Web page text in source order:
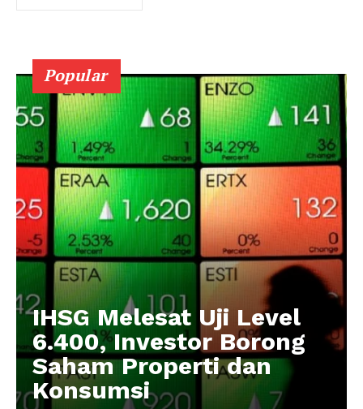
Popular
IHSG Melesat Uji Level
6.400, Investor Borong
Saham Properti dan
Konsumsi